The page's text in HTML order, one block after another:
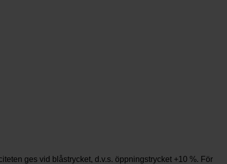
ges vid blåstrycket, d.v.s. öppningstrycket +10 %. För